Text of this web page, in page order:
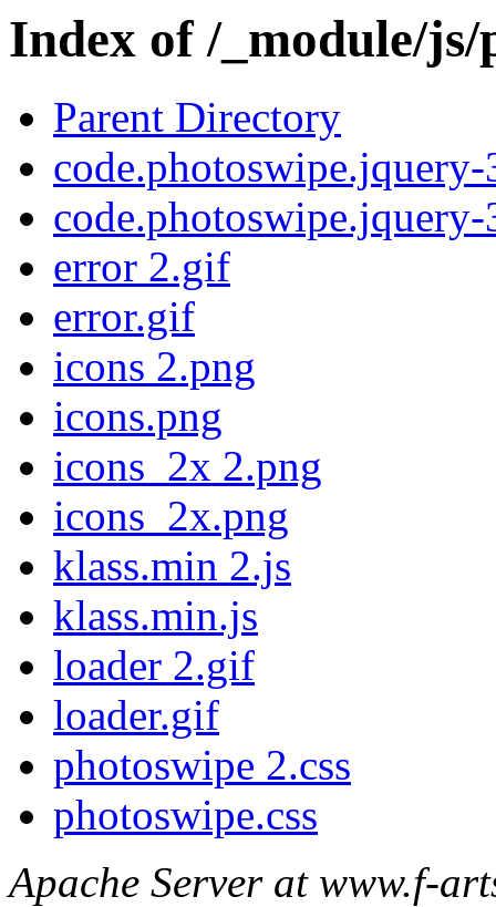
Index of /_module/js/
Parent Directory
error 2.gif
error.gif
icons 2.png
icons.png
icons_2x 2.png
icons_2x.png
klass.min 2.js
klass.min.js
loader 2.gif
loader.gif
photoswipe 2.css
photoswipe.css
Apache Server at www.f-